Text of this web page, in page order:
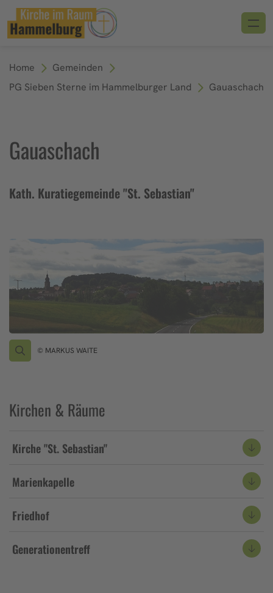
Home
Gemeinden
PG Sieben Sterne im Hammelburger Land
Gauaschach
Gauaschach
Kath. Kuratiegemeinde "St. Sebastian"
© MARKUS WAITE
Kirchen & Räume
Kirche "St. Sebastian"
Marienkapelle
Friedhof
Generationentreff